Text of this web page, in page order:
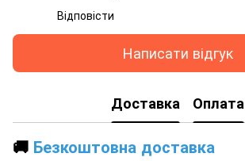
Відповісти
Написати відгук
Доставка Оплата
🚚 Безкоштовна доставка